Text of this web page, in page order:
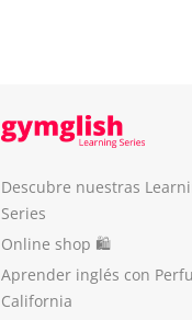
Descubre nuestras
Series
Online shop 🛍
Aprender inglés con
California